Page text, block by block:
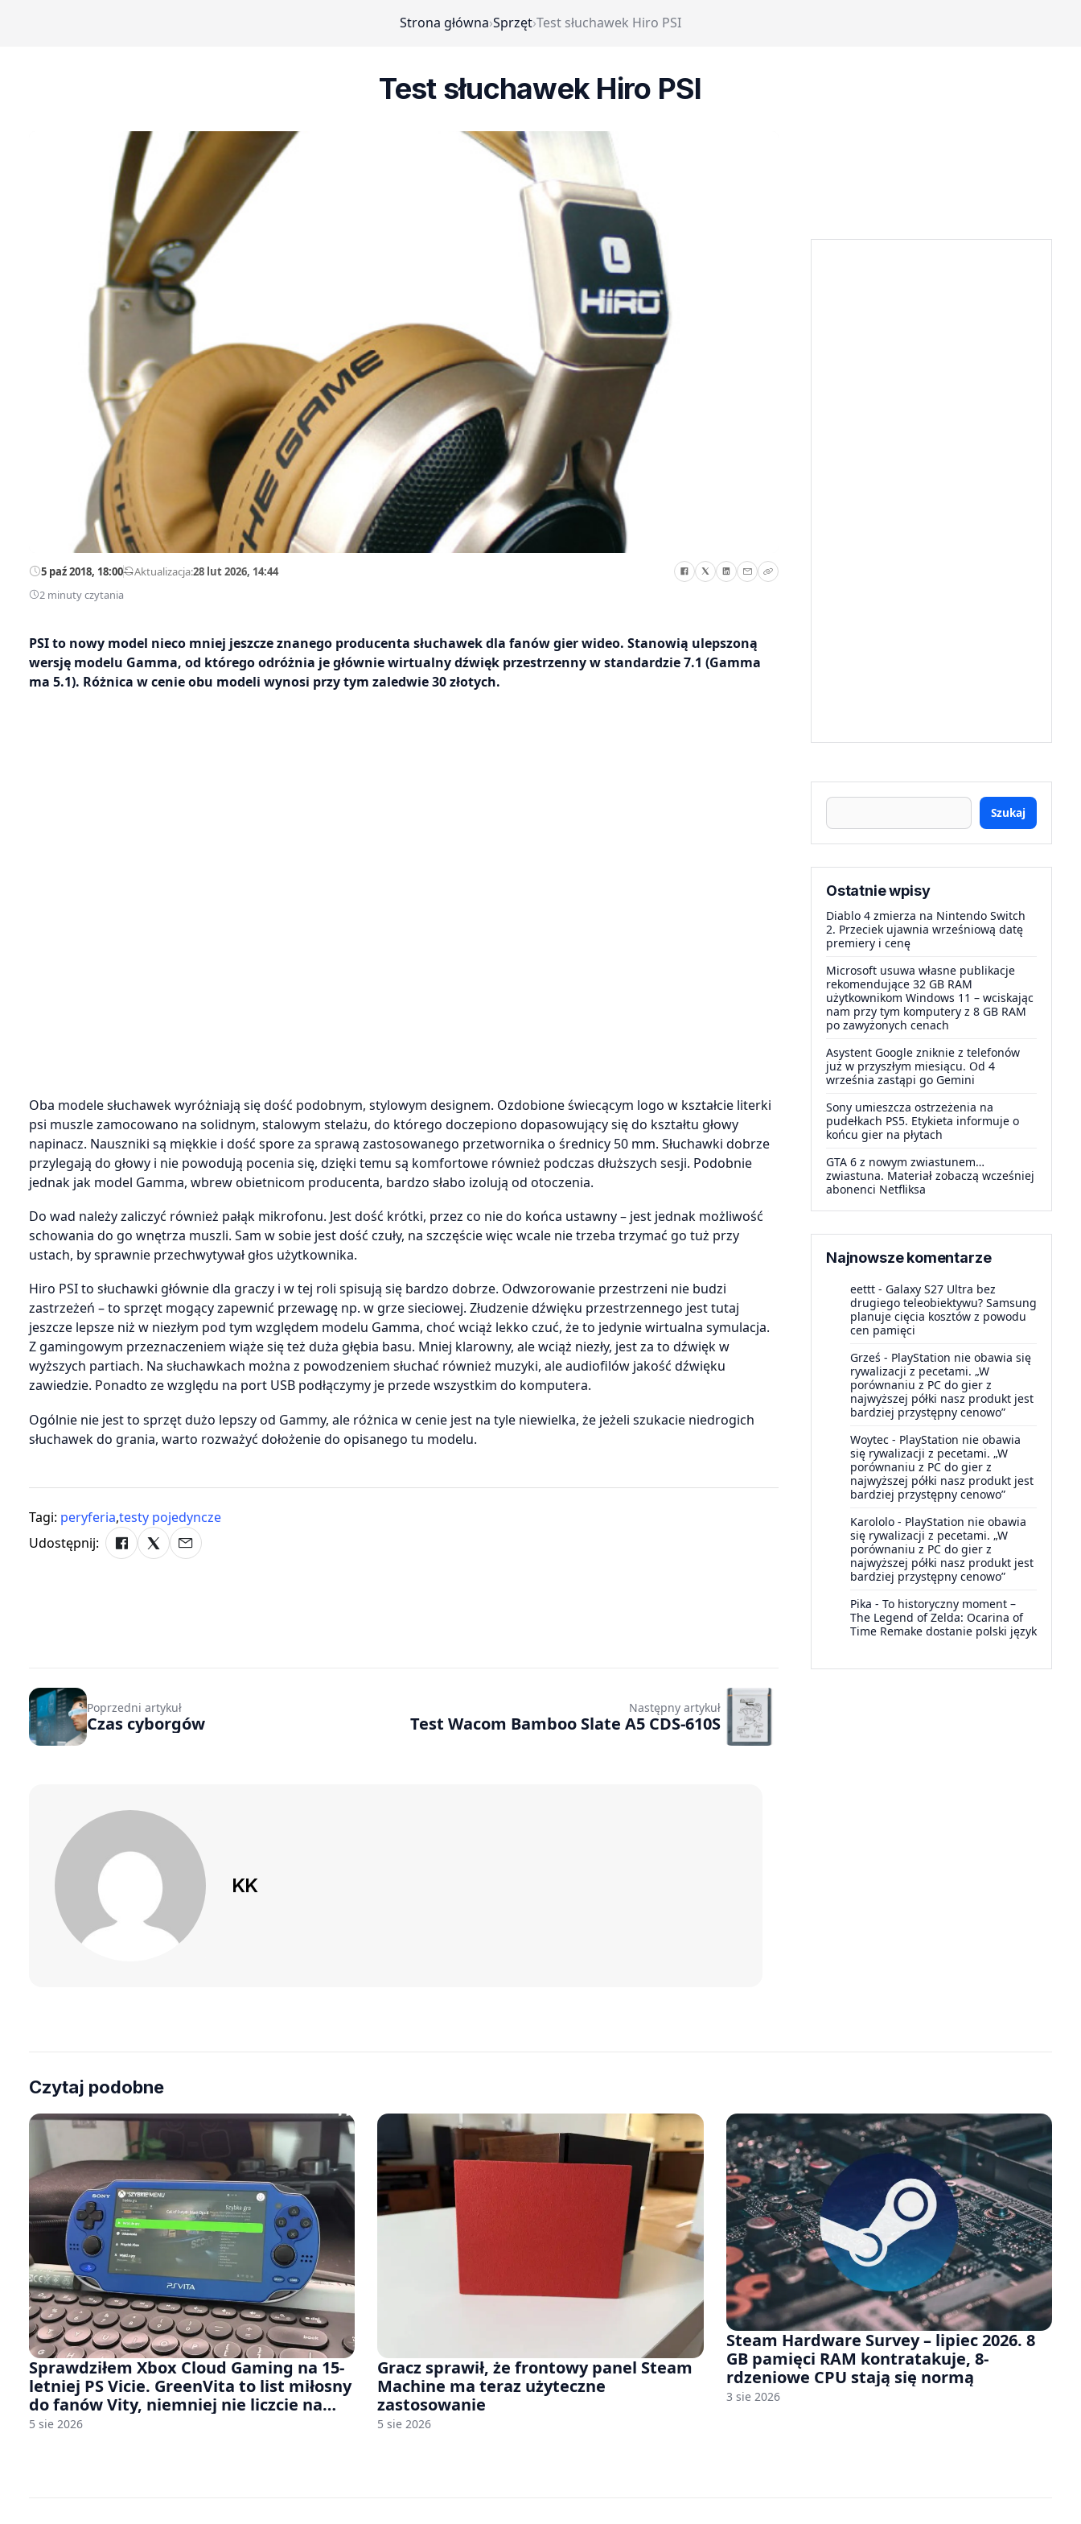
Strona główna›Sprzęt›Test słuchawek Hiro PSI
Test słuchawek Hiro PSI
5 paź 2018, 18:00—Aktualizacja:28 lut 2026, 14:44
2 minuty czytania
PSI to nowy model nieco mniej jeszcze znanego producenta słuchawek dla fanów gier wideo. Stanowią ulepszoną
wersję modelu Gamma, od którego odróżnia je głównie wirtualny dźwięk przestrzenny w standardzie 7.1 (Gamma
ma 5.1). Różnica w cenie obu modeli wynosi przy tym zaledwie 30 złotych.
Oba modele słuchawek wyróżniają się dość podobnym, stylowym designem. Ozdobione świecącym logo w kształcie literki
psi muszle zamocowano na solidnym, stalowym stelażu, do którego doczepiono dopasowujący się do kształtu głowy
napinacz. Nauszniki są miękkie i dość spore za sprawą zastosowanego przetwornika o średnicy 50 mm. Słuchawki dobrze
przylegają do głowy i nie powodują pocenia się, dzięki temu są komfortowe również podczas dłuższych sesji. Podobnie
jednak jak model Gamma, wbrew obietnicom producenta, bardzo słabo izolują od otoczenia.
Do wad należy zaliczyć również pałąk mikrofonu. Jest dość krótki, przez co nie do końca ustawny – jest jednak możliwość
schowania do go wnętrza muszli. Sam w sobie jest dość czuły, na szczęście więc wcale nie trzeba trzymać go tuż przy
ustach, by sprawnie przechwytywał głos użytkownika.
Hiro PSI to słuchawki głównie dla graczy i w tej roli spisują się bardzo dobrze. Odwzorowanie przestrzeni nie budzi
zastrzeżeń – to sprzęt mogący zapewnić przewagę np. w grze sieciowej. Złudzenie dźwięku przestrzennego jest tutaj
jeszcze lepsze niż w niezłym pod tym względem modelu Gamma, choć wciąż lekko czuć, że to jedynie wirtualna symulacja.
Z gamingowym przeznaczeniem wiąże się też duża głębia basu. Mniej klarowny, ale wciąż niezły, jest za to dźwięk w
wyższych partiach. Na słuchawkach można z powodzeniem słuchać również muzyki, ale audiofilów jakość dźwięku
zawiedzie. Ponadto ze względu na port USB podłączymy je przede wszystkim do komputera.
Ogólnie nie jest to sprzęt dużo lepszy od Gammy, ale różnica w cenie jest na tyle niewielka, że jeżeli szukacie niedrogich
słuchawek do grania, warto rozważyć dołożenie do opisanego tu modelu.
Tagi: peryferia,testy pojedyncze
Udostępnij:
Szukaj
Ostatnie wpisy
Diablo 4 zmierza na Nintendo Switch
2. Przeciek ujawnia wrześniową datę
premiery i cenę
Microsoft usuwa własne publikacje
rekomendujące 32 GB RAM
użytkownikom Windows 11 – wciskając
nam przy tym komputery z 8 GB RAM
po zawyżonych cenach
Asystent Google zniknie z telefonów
już w przyszłym miesiącu. Od 4
września zastąpi go Gemini
Sony umieszcza ostrzeżenia na
pudełkach PS5. Etykieta informuje o
końcu gier na płytach
GTA 6 z nowym zwiastunem…
zwiastuna. Materiał zobaczą wcześniej
abonenci Netfliksa
Najnowsze komentarze
eettt - Galaxy S27 Ultra bez
drugiego teleobiektywu? Samsung
planuje cięcia kosztów z powodu
cen pamięci
Grześ - PlayStation nie obawia się
rywalizacji z pecetami. „W
porównaniu z PC do gier z
najwyższej półki nasz produkt jest
bardziej przystępny cenowo”
Woytec - PlayStation nie obawia
się rywalizacji z pecetami. „W
porównaniu z PC do gier z
najwyższej półki nasz produkt jest
bardziej przystępny cenowo”
Karololo - PlayStation nie obawia
się rywalizacji z pecetami. „W
porównaniu z PC do gier z
najwyższej półki nasz produkt jest
bardziej przystępny cenowo”
Pika - To historyczny moment –
The Legend of Zelda: Ocarina of
Time Remake dostanie polski język
Poprzedni artykuł
Czas cyborgów
Następny artykuł
Test Wacom Bamboo Slate A5 CDS-610S
KK
Czytaj podobne
Sprawdziłem Xbox Cloud Gaming na 15-
letniej PS Vicie. GreenVita to list miłosny
do fanów Vity, niemniej nie liczcie na
zbyt wiele [FELIETON]
5 sie 2026
Gracz sprawił, że frontowy panel Steam
Machine ma teraz użyteczne
zastosowanie
5 sie 2026
Steam Hardware Survey – lipiec 2026. 8
GB pamięci RAM kontratakuje, 8-
rdzeniowe CPU stają się normą
3 sie 2026